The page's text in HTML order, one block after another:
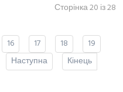
Сторінка 20 із 28
16 17 18
19
Наступна Кінець